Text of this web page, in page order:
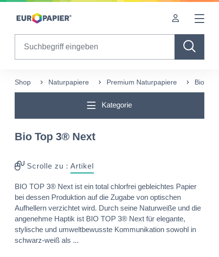
Table Of Content
Ergänzende Produkte
Shop Naturpapiere Premium Naturpapiere Bio
Kategorie
Bio Top 3® Next
Scrolle zu : Artikel
BIO TOP 3® Next ist ein total chlorfrei gebleichtes Papier
bei dessen Produktion auf die Zugabe von optischen
Aufhellern verzichtet wird. Durch seine Naturweiße und die
angenehme Haptik ist BIO TOP 3® Next für elegante,
stylische und umweltbewusste Kommunikation sowohl in
schwarz-weiß als ...